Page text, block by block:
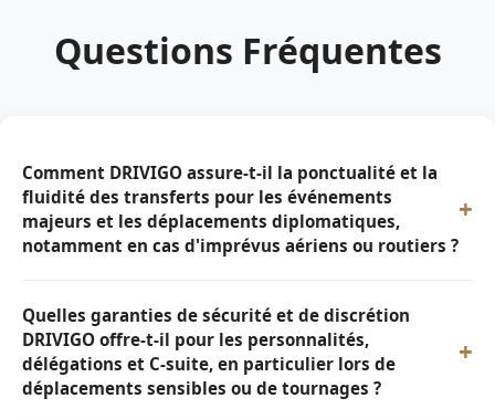
Questions Fréquentes
Comment DRIVIGO assure-t-il la ponctualité et la
fluidité des transferts pour les événements
majeurs et les déplacements diplomatiques,
notamment en cas d'imprévus aériens ou routiers ?
+
Quelles garanties de sécurité et de discrétion
DRIVIGO offre-t-il pour les personnalités,
délégations et C-suite, en particulier lors de
déplacements sensibles ou de tournages ?
+